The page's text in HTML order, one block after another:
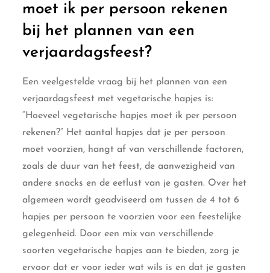
moet ik per persoon rekenen
bij het plannen van een
verjaardagsfeest?
Een veelgestelde vraag bij het plannen van een
verjaardagsfeest met vegetarische hapjes is:
“Hoeveel vegetarische hapjes moet ik per persoon
rekenen?” Het aantal hapjes dat je per persoon
moet voorzien, hangt af van verschillende factoren,
zoals de duur van het feest, de aanwezigheid van
andere snacks en de eetlust van je gasten. Over het
algemeen wordt geadviseerd om tussen de 4 tot 6
hapjes per persoon te voorzien voor een feestelijke
gelegenheid. Door een mix van verschillende
soorten vegetarische hapjes aan te bieden, zorg je
ervoor dat er voor ieder wat wils is en dat je gasten